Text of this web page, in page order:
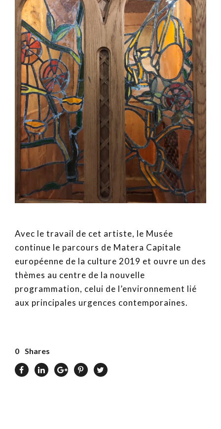
Avec le travail de cet artiste, le Musée
continue le parcours de Matera Capitale
européenne de la culture 2019 et ouvre un des
thèmes au centre de la nouvelle
programmation, celui de l’environnement lié
aux principales urgences contemporaines.
0 Shares